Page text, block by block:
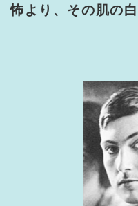
怖より、その肌の